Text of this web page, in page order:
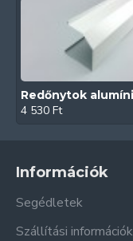
4 530 Ft
Információk
Segédletek
Szállítási információk